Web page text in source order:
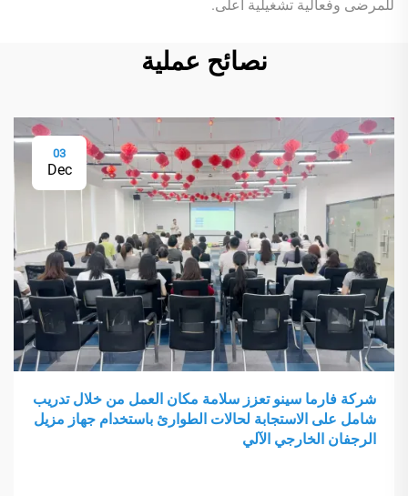
للمرضى وفعالية تشغيلية أعلى.
نصائح عملية
03
Dec
شركة فارما سينو تعزز سلامة مكان العمل من خلال تدريب
شامل على الاستجابة لحالات الطوارئ باستخدام جهاز مزيل
الرجفان الخارجي الآلي